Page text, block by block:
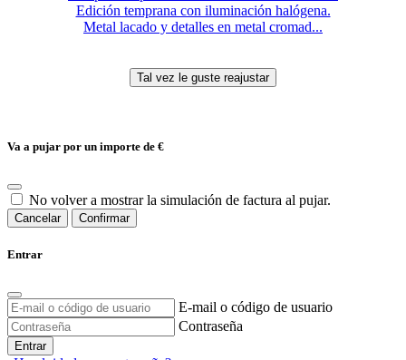
Edición temprana con iluminación halógena.
Metal lacado y detalles en metal cromad...
Va a pujar por un importe de €
No volver a mostrar la simulación de factura al pujar.
Cancelar Confirmar
Entrar
E-mail o código de usuario
Contraseña
Entrar